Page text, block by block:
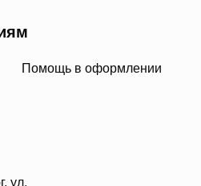
Помощь в оформлении
ул.